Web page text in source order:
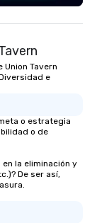
Tavern
e
o estrategia
o de
la eliminación y
De ser así,